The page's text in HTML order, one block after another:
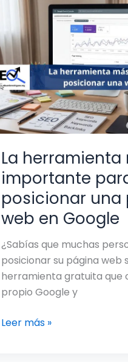
La herramienta
importante
posicionar una
web en Google
¿Sabías que muchas
posicionar su página web
herramienta gratuita que
propio Google y
herramienta
más
importante
para
posicionar
una
página
web
Google
Leer más »